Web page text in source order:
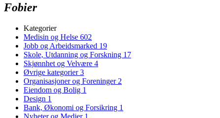
Fobier
Kategorier
Medisin og Helse 602
Jobb og Arbeidsmarked 19
Skole, Utdanning og Forskning 17
Skjønnhet og Velvære 4
Øvrige kategorier3
Organisasjoner og Foreninger 2
Eiendom og Bolig 1
Design 1
Bank, Økonomi og Forsikring 1
Nyheter og Medier 1